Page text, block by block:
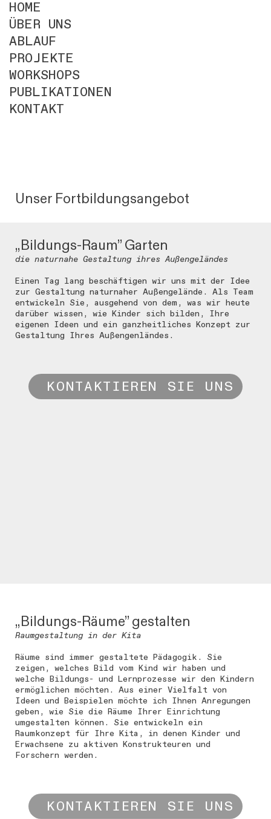
HOME
ÜBER UNS
ABLAUF
PROJEKTE
WORKSHOPS
PUBLIKATIONEN
KONTAKT
Unser Fortbildungsangebot
„Bildungs-Raum” Garten
die naturnahe Gestaltung ihres Außengeländes
Einen Tag lang beschäftigen wir uns mit der Idee
zur Gestaltung naturnaher Außengelände. Als Team
entwickeln Sie, ausgehend von dem, was wir heute
darüber wissen, wie Kinder sich bilden, Ihre
eigenen Ideen und ein ganzheitliches Konzept zur
Gestaltung Ihres Außengenländes.
KONTAKTIEREN SIE UNS
„Bildungs-Räume” gestalten
Raumgestaltung in der Kita
Räume sind immer gestaltete Pädagogik. Sie
zeigen, welches Bild vom Kind wir haben und
welche Bildungs- und Lernprozesse wir den Kindern
ermöglichen möchten. Aus einer Vielfalt von
Ideen und Beispielen möchte ich Ihnen Anregungen
geben, wie Sie die Räume Ihrer Einrichtung
umgestalten können. Sie entwickeln ein
Raumkonzept für Ihre Kita, in denen Kinder und
Erwachsene zu aktiven Konstrukteuren und
Forschern werden.
KONTAKTIEREN SIE UNS